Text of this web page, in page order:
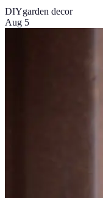
DIYgarden decor
Aug 5